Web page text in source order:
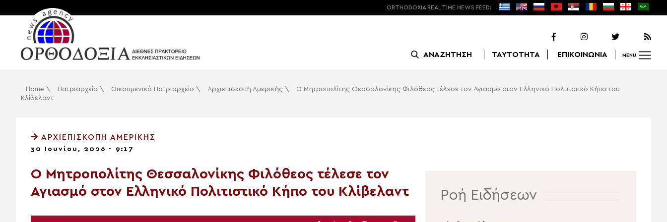
ORTHODOXIA REAL TIME NEWS FEED:
ΑΝΑΖΗΤΗΣΗ ΤΑΥΤΟΤΗΤΑ ΕΠΙΚΟΙΝΩΝΙΑ MENU
Home \ Πατριαρχεία \ Οικουμενικό Πατριαρχείο \ Αρχιεπισκοπή Αμερικής \
Ο Μητροπολίτης Θεσσαλονίκης Φιλόθεος τέλεσε τον Αγιασμό στον Ελληνικό Πολιτιστικό Κήπο του
Κλίβελαντ
ΑΡΧΙΕΠΙΣΚΟΠΉ ΑΜΕΡΙΚΉΣ
30 Ιουνίου, 2026 - 9:17
Ο Μητροπολίτης Θεσσαλονίκης Φιλόθεος τέλεσε τον
Αγιασμό στον Ελληνικό Πολιτιστικό Κήπο του Κλίβελαντ
Ροή Ειδήσεων